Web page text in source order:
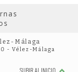
Málaga
- Vélez-Málaga
SUBIR AL INICIO